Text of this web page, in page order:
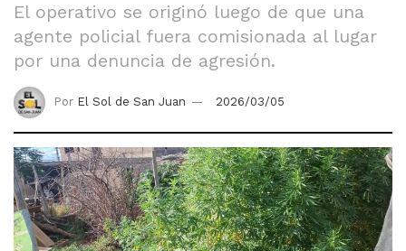
El operativo se originó luego de que una
agente policial fuera comisionada al lugar
por una denuncia de agresión.
Por El Sol de San Juan 2026/03/05